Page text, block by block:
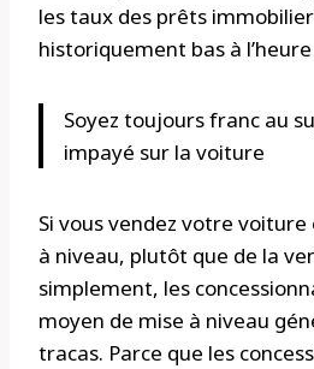
les taux des prêts
historiquement bas à
Soyez toujours franc au
impayé sur la voiture
Si vous vendez votre
à niveau, plutôt que de la
simplement, les
moyen de mise à niveau
tracas. Parce que les